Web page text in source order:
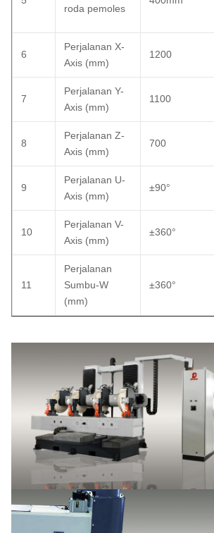
roda pemoles
6
Perjalanan X-
Axis (mm)
1200
7
Perjalanan Y-
Axis (mm)
1100
8
Perjalanan Z-
Axis (mm)
700
9
Perjalanan U-
Axis (mm)
±90°
10
Perjalanan V-
Axis (mm)
±360°
11
Perjalanan
Sumbu-W
(mm)
±360°